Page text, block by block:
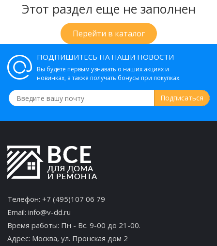
Этот раздел еще не заполнен
Перейти в каталог
ПОДПИШИТЕСЬ НА НАШИ НОВОСТИ
Вы будете первым узнавать о наших акциях и
новинках, а также получать бонусы при покупках.
Телефон: +7 (495)107 06 79
Email: info@v-dd.ru
Время работы: Пн - Вс. 9-00 до 21-00.
Адрес: Москва, ул. Пронская дом 2